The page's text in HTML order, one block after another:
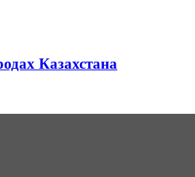
Казахстана